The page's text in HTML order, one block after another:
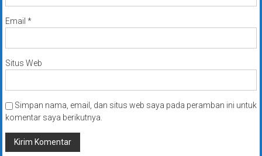
Email *
Situs Web
Simpan nama, email, dan situs web saya pada peramban ini untuk
komentar saya berikutnya.